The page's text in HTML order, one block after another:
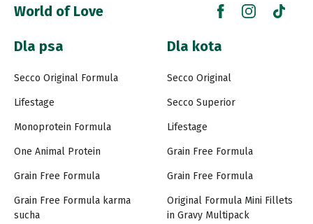
World of Love
Dla psa
Secco Original Formula
Lifestage
Monoprotein Formula
One Animal Protein
Grain Free Formula
Grain Free Formula karma
sucha
Dla kota
Secco Original
Secco Superior
Lifestage
Grain Free Formula
Grain Free Formula
Original Formula Mini Fillets
in Gravy Multipack